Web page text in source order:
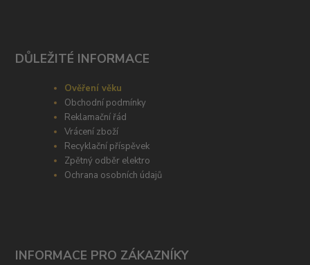
DŮLEŽITÉ INFORMACE
Ověření věku
Obchodní podmínky
Reklamační řád
Vrácení zboží
Recyklační příspěvek
Zpětný odběr elektro
Ochrana osobních údajů
INFORMACE PRO ZÁKAZNÍKY